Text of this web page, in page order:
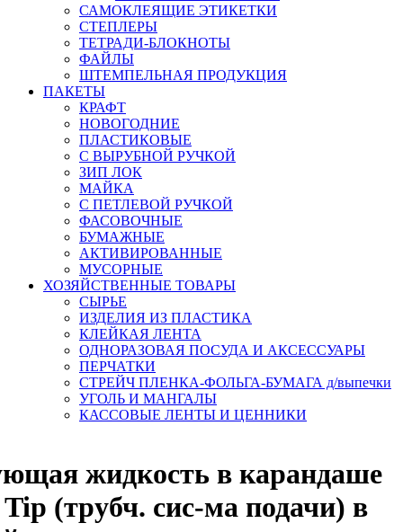
САМОКЛЕЯЩИЕ ЭТИКЕТКИ
СТЕПЛЕРЫ
ТЕТРАДИ-БЛОКНОТЫ
ФАЙЛЫ
ШТЕМПЕЛЬНАЯ ПРОДУКЦИЯ
ПАКЕТЫ
КРАФТ
НОВОГОДНИЕ
ПЛАСТИКОВЫЕ
С ВЫРУБНОЙ РУЧКОЙ
ЗИП ЛОК
МАЙКА
С ПЕТЛЕВОЙ РУЧКОЙ
ФАСОВОЧНЫЕ
БУМАЖНЫЕ
АКТИВИРОВАННЫЕ
МУСОРНЫЕ
ХОЗЯЙСТВЕННЫЕ ТОВАРЫ
СЫРЬЕ
ИЗДЕЛИЯ ИЗ ПЛАСТИКА
КЛЕЙКАЯ ЛЕНТА
ОДНОРАЗОВАЯ ПОСУДА И АКСЕССУАРЫ
ПЕРЧАТКИ
СТРЕЙЧ ПЛЕНКА-ФОЛЬГА-БУМАГА д/выпечки
УГОЛЬ И МАНГАЛЫ
КАССОВЫЕ ЛЕНТЫ И ЦЕННИКИ
жидкость в карандаше
(трубч. сис-ма подачи) в